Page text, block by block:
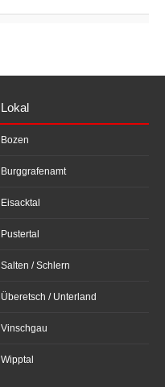
Lokal
Bozen
Burggrafenamt
Eisacktal
Pustertal
Salten / Schlern
Überetsch / Unterland
Vinschgau
Wipptal